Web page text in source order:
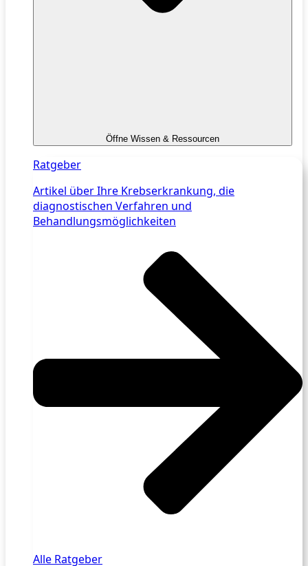
Öffne Wissen & Ressourcen
Ratgeber
Artikel über Ihre Krebserkrankung, die
diagnostischen Verfahren und
Behandlungsmöglichkeiten
Alle Ratgeber